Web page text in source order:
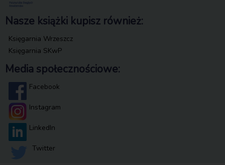
Nasze książki kupisz również:
Księgarnia Wrzeszcz
Księgarnia SKwP
Media społecznościowe:
Facebook
Instagram
LinkedIn
Twitter